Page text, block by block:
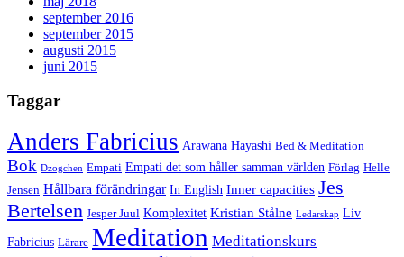
september 2016
september 2015
augusti 2015
juni 2015
Taggar
Anders Fabricius Arawana Hayashi Bed & Meditation
Bok Dzogchen Empati Empati det som håller samman världen Förlag Helle
Jensen Hållbara förändringar In English Inner capacities Jes
Bertelsen Jesper Juul Komplexitet Kristian Stålne Ledarskap Liv
Fabricius Lärare Meditation Meditationskurs